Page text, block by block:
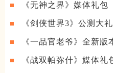
《无神之界》媒体礼包
《剑侠世界3》公测大
《一品官老爷》全新版
《战双帕弥什》媒体礼